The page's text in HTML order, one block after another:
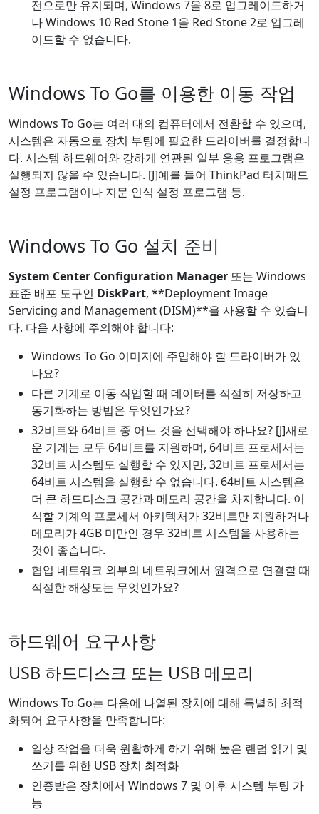
전으로만 유지되며, Windows 7을 8로 업그레이드하거
나 Windows 10 Red Stone 1을 Red Stone 2로 업그레
이드할 수 없습니다.
Windows To Go를 이용한 이동 작업
Windows To Go는 여러 대의 컴퓨터에서 전환할 수 있으며,
시스템은 자동으로 장치 부팅에 필요한 드라이버를 결정합니
다. 시스템 하드웨어와 강하게 연관된 일부 응용 프로그램은
실행되지 않을 수 있습니다. [J]예를 들어 ThinkPad 터치패드
설정 프로그램이나 지문 인식 설정 프로그램 등.
Windows To Go 설치 준비
System Center Configuration Manager 또는 Windows
표준 배포 도구인 DiskPart, **Deployment Image
Servicing and Management (DISM)**을 사용할 수 있습니
다. 다음 사항에 주의해야 합니다:
Windows To Go 이미지에 주입해야 할 드라이버가 있
나요?
다른 기계로 이동 작업할 때 데이터를 적절히 저장하고
동기화하는 방법은 무엇인가요?
32비트와 64비트 중 어느 것을 선택해야 하나요? [J]새로
운 기계는 모두 64비트를 지원하며, 64비트 프로세서는
32비트 시스템도 실행할 수 있지만, 32비트 프로세서는
64비트 시스템을 실행할 수 없습니다. 64비트 시스템은
더 큰 하드디스크 공간과 메모리 공간을 차지합니다. 이
식할 기계의 프로세서 아키텍처가 32비트만 지원하거나
메모리가 4GB 미만인 경우 32비트 시스템을 사용하는
것이 좋습니다.
협업 네트워크 외부의 네트워크에서 원격으로 연결할 때
적절한 해상도는 무엇인가요?
하드웨어 요구사항
USB 하드디스크 또는 USB 메모리
Windows To Go는 다음에 나열된 장치에 대해 특별히 최적
화되어 요구사항을 만족합니다:
일상 작업을 더욱 원활하게 하기 위해 높은 랜덤 읽기 및
쓰기를 위한 USB 장치 최적화
인증받은 장치에서 Windows 7 및 이후 시스템 부팅 가
능